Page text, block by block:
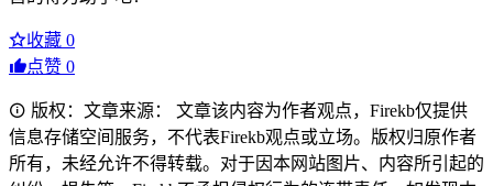
收藏 0
点赞 0
版权：文章来源： 文章该内容为作者观点，Firekb仅提供
信息存储空间服务，不代表Firekb观点或立场。版权归原作者
所有，未经允许不得转载。对于因本网站图片、内容所引起的